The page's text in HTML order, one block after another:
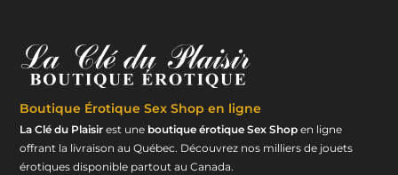
Boutique Érotique Sex Shop en ligne
La Clé du Plaisir est une boutique érotique Sex Shop en ligne
offrant la livraison au Québec. Découvrez nos milliers de jouets
érotiques disponible partout au Canada.